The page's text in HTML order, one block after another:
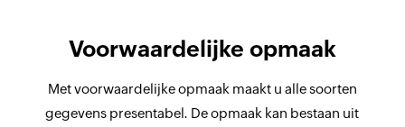
Voorwaardelijke opmaak
Met voorwaardelijke opmaak maakt u alle soorten
gegevens presentabel. De opmaak kan bestaan uit